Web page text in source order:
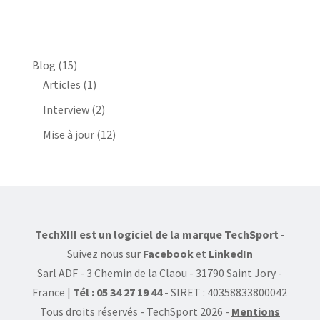
Blog (15)
Articles (1)
Interview(2)
Mise à jour(12)
TechXIII est un logiciel de la marque TechSport -
Suivez nous sur Facebooket LinkedIn
Sarl ADF - 3 Chemin de la Claou - 31790 Saint Jory -
France | Tél : 05 34 27 19 44- SIRET : 40358833800042
Tous droits réservés - TechSport 2026 - Mentions